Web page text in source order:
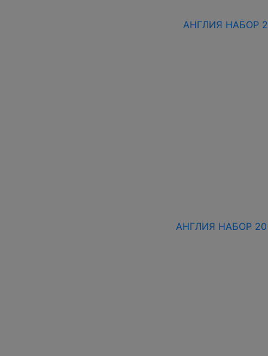
АНГЛИЯ НАБОР
АНГЛИЯ НАБОР